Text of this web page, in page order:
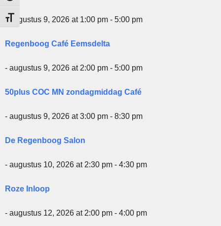
Kies grootte van het lettertype
- augustus 9, 2026 at 1:00 pm - 5:00 pm
Regenboog Café Eemsdelta
- augustus 9, 2026 at 2:00 pm - 5:00 pm
50plus COC MN zondagmiddag Café
- augustus 9, 2026 at 3:00 pm - 8:30 pm
De Regenboog Salon
- augustus 10, 2026 at 2:30 pm - 4:30 pm
Roze Inloop
- augustus 12, 2026 at 2:00 pm - 4:00 pm